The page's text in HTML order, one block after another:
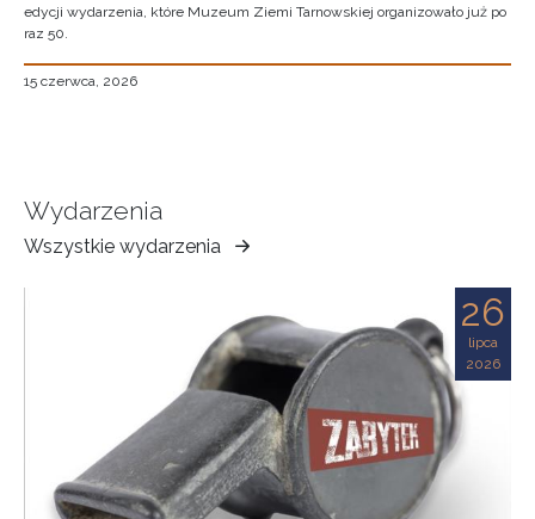
edycji wydarzenia, które Muzeum Ziemi Tarnowskiej organizowało już po
raz 50.
15 czerwca, 2026
Wydarzenia
Wszystkie wydarzenia
Muzeum
Ziemi
26
lipca
2026